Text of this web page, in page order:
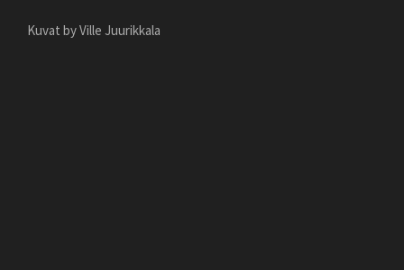
Kuvat by Ville Juurikkala